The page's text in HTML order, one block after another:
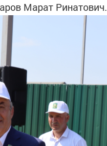
Марат Ринатович.